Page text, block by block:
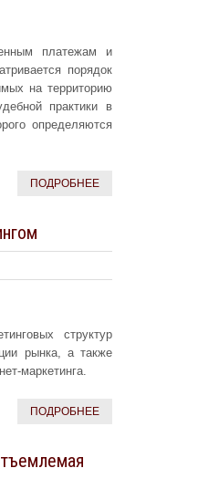
платежам и
порядок
на территорию
практики в
определяются
ПОДРОБНЕЕ
структур
рынка, а также
маркетинга.
ПОДРОБНЕЕ